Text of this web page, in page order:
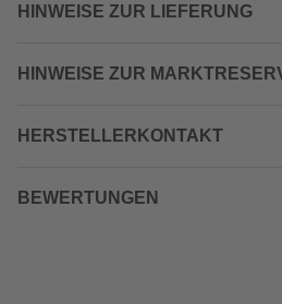
HINWEISE ZUR LIEFERUNG
HINWEISE ZUR
HERSTELLERKONTAKT
BEWERTUNGEN